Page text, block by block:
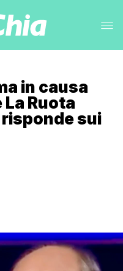
in causa
Ruota
risponde sui